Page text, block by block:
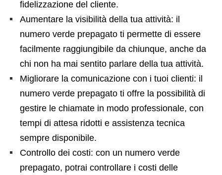
fidelizzazione del cliente.
Aumentare la visibilità della tua attività: il
numero verde prepagato ti permette di essere
facilmente raggiungibile da chiunque, anche da
chi non ha mai sentito parlare della tua attività.
Migliorare la comunicazione con i tuoi clienti: il
numero verde prepagato ti offre la possibilità di
gestire le chiamate in modo professionale, con
tempi di attesa ridotti e assistenza tecnica
sempre disponibile.
Controllo dei costi: con un numero verde
prepagato, potrai controllare i costi delle